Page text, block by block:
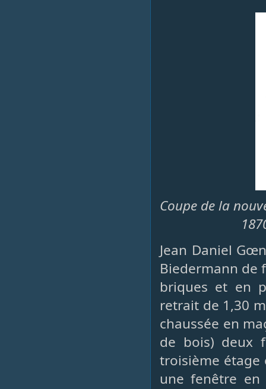
Coupe de la
Jean Daniel
Biedermann de
briques et en
retrait de 1,30
chaussée en
de bois) deux
troisième étage
une fenêtre en